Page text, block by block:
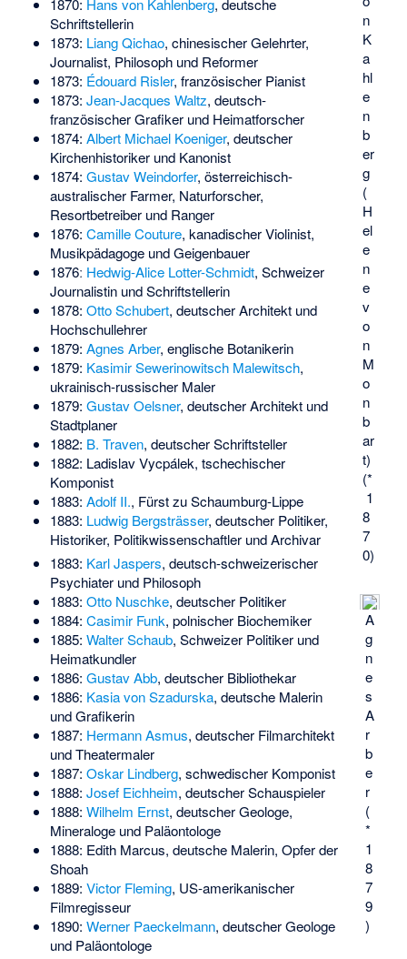
n
K
a
hl
e
n
b
er
g
(
H
el
e
n
e
v
o
n
M
o
n
b
ar
t)
(*
1
8
7
0)
A
g
n
e
s
A
r
b
e
r
(
*
1
8
7
9
)
1870: Hans von Kahlenberg, deutsche
Schriftstellerin
1873: Liang Qichao, chinesischer Gelehrter,
Journalist, Philosoph und Reformer
1873: Édouard Risler, französischer Pianist
1873: Jean-Jacques Waltz, deutsch-
französischer Grafiker und Heimatforscher
1874: Albert Michael Koeniger, deutscher
Kirchenhistoriker und Kanonist
1874: Gustav Weindorfer, österreichisch-
australischer Farmer, Naturforscher,
Resortbetreiber und Ranger
1876: Camille Couture, kanadischer Violinist,
Musikpädagoge und Geigenbauer
1876ː Hedwig-Alice Lotter-Schmidt, Schweizer
Journalistin und Schriftstellerin
1878: Otto Schubert, deutscher Architekt und
Hochschullehrer
1879: Agnes Arber, englische Botanikerin
1879: Kasimir Sewerinowitsch Malewitsch,
ukrainisch-russischer Maler
1879: Gustav Oelsner, deutscher Architekt und
Stadtplaner
1882: B. Traven, deutscher Schriftsteller
1882: Ladislav Vycpálek, tschechischer
Komponist
1883: Adolf II., Fürst zu Schaumburg-Lippe
1883: Ludwig Bergsträsser, deutscher Politiker,
Historiker, Politikwissenschaftler und Archivar
1883: Karl Jaspers, deutsch-schweizerischer
Psychiater und Philosoph
1883: Otto Nuschke, deutscher Politiker
1884: Casimir Funk, polnischer Biochemiker
1885: Walter Schaub, Schweizer Politiker und
Heimatkundler
1886: Gustav Abb, deutscher Bibliothekar
1886: Kasia von Szadurska, deutsche Malerin
und Grafikerin
1887: Hermann Asmus, deutscher Filmarchitekt
und Theatermaler
1887: Oskar Lindberg, schwedischer Komponist
1888: Josef Eichheim, deutscher Schauspieler
1888: Wilhelm Ernst, deutscher Geologe,
Mineraloge und Paläontologe
1888: Edith Marcus, deutsche Malerin, Opfer der
Shoah
1889: Victor Fleming, US-amerikanischer
Filmregisseur
1890: Werner Paeckelmann, deutscher Geologe
und Paläontologe